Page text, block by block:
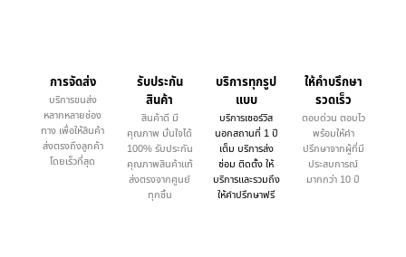
การจัดส่ง
บริการขนส่ง
หลากหลายช่อง
ทาง เพื่อให้สินค้า
ส่งตรงถึงลูกค้า
โดยเร็วที่สุด
รับประกัน
สินค้า
สินค้าดี มี
คุณภาพ มั่นใจได้
100% รับประกัน
คุณภาพสินค้าแท้
ส่งตรงจากศูนย์
ทุกชิ้น
บริการทุกรูป
แบบ
บริการเซอร์วิส
นอกสถานที่ 1 ปี
เต็ม บริการส่ง
ซ่อม ติดตั้ง ให้
บริการและรวมถึง
ให้คำปรึกษาฟรี
ให้คำบรึกษา
รวดเร็ว
ตอบด่วน ตอบไว
พร้อมให้คำ
ปรึกษาจากผู้ที่มี
ประสบการณ์
มากกว่า 10 ปี